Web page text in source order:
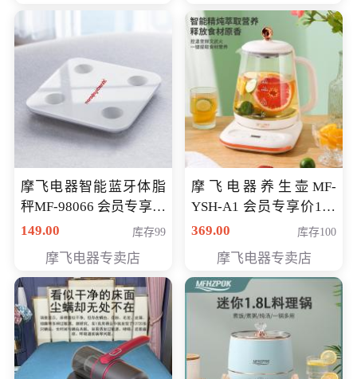
摩飞电器智能蓝牙体脂
秤MF-98066 会员专享价
98元
149.00 库存99
摩飞电器专卖店
摩飞电器养生壶MF-
YSH-A1 会员专享价198
元
369.00 库存100
摩飞电器专卖店